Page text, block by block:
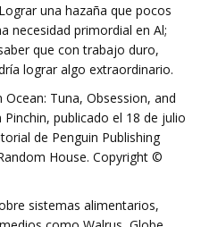
una hazaña que pocos
necesidad primordial en Al;
que con trabajo duro,
lograr algo extraordinario.
Tuna, Obsession, and
publicado el 18 de julio
de Penguin Publishing
House. Copyright ©
sistemas alimentarios,